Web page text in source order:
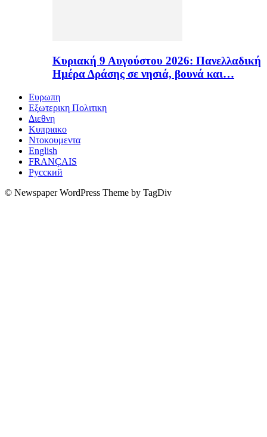
Κυριακή 9 Αυγούστου 2026: Πανελλαδική
Ημέρα Δράσης σε νησιά, βουνά και…
Ευρωπη
Εξωτερικη Πολιτικη
Διεθνη
Κυπριακο
Ντοκουμεντα
English
FRANÇAIS
Русский
© Newspaper WordPress Theme by TagDiv